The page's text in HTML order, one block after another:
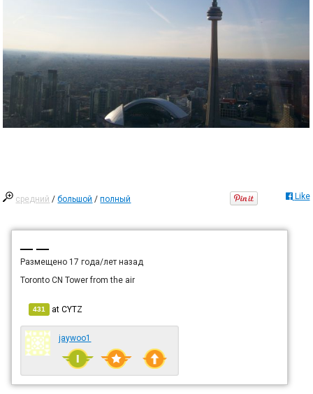
средний /большой /полный Like
— —
Размещено 17 года/лет назад
Toronto CN Tower from the air
431 atCYTZ
jaywoo1